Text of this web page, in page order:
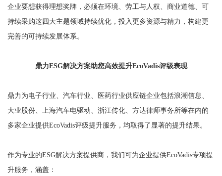
企业要想获得理想奖牌，必须在环境、劳工与人权、商业道德、可
持续采购这四大主题领域持续优化，投入更多资源与精力，构建更
完善的可持续发展体系。
鼎力ESG解决方案助您高效提升EcoVadis评级表现
鼎力为电子行业、汽车行业、医药行业供应链企业包括浪潮信息、
大业股份、上海汽车电驱动、浙江传化、方达律师事务所等在内的
多家企业提供EcoVadis评级提升服务，均取得了显著的提升结果。
作为专业的ESG解决方案提供商，我们可为企业提供EcoVadis专项提
升服务，涵盖：